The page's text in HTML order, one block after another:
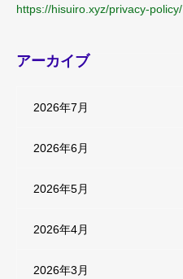
https://hisuiro.xyz/privacy-policy/
アーカイブ
2026年7月
2026年6月
2026年5月
2026年4月
2026年3月